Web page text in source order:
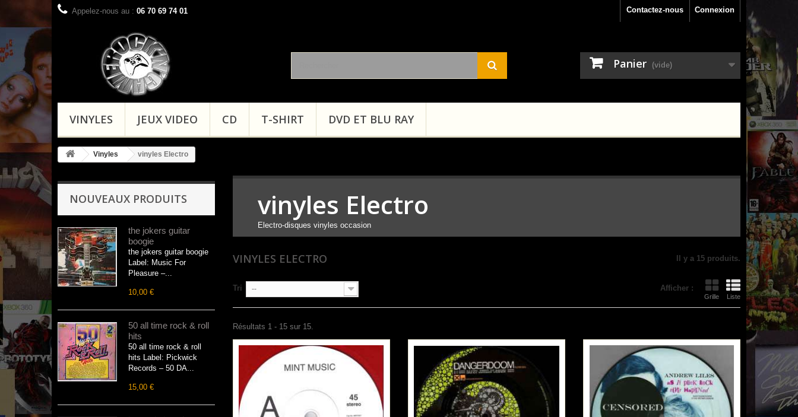
Connexion
Contactez-nous
Appelez-nous au : 06 70 69 74 01
Panier (vide)
VINYLES JEUX VIDEO CD T-SHIRT DVD ET BLU RAY
Vinyles vinyles Electro
NOUVEAUX PRODUITS
the jokers guitar
boogie
the jokers guitar boogie
Label: Music For
Pleasure –...
10,00 €
50 all time rock & roll
hits
50 all time rock & roll
hits Label: Pickwick
Records – 50 DA...
15,00 €
vinyles Electro
Electro-disques vinyles occasion
VINYLES ELECTRO Il y a 15 produits.
Afficher :
Grille Liste
Tri --
Résultats 1 - 15 sur 15.